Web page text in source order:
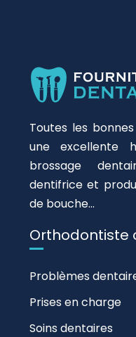
Toutes les
une excellente
brossage
dentifrice et
de bouche…
Orthodontiste
Problèmes
Prises en charge
Soins dentaires